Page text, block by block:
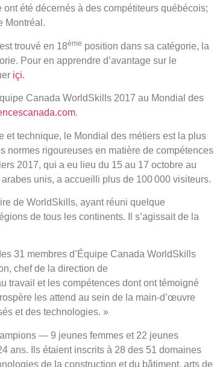
été décernés à des compétiteurs québécois;
Montréal.
trouvé en 18ème position dans sa catégorie, la
Pour en apprendre d’avantage sur le
içi.
Canada WorldSkills 2017 au Mondial des
.
et technique, le Mondial des métiers est la plus
normes rigoureuses en matière de compétences
2017, qui a eu lieu du 15 au 17 octobre au
unis, a accueilli plus de 100000 visiteurs.
de WorldSkills, ayant réuni quelque
de tous les continents. Il s’agissait de la
31 membres d’Équipe Canada WorldSkills
chef de la direction de
travail et les compétences dont ont témoigné
les attend au sein de la main-d’œuvre
et des technologies. »
— 9 jeunes femmes et 22 jeunes
ans. Ils étaient inscrits à 28 des 51 domaines
de la construction et du bâtiment, arts de